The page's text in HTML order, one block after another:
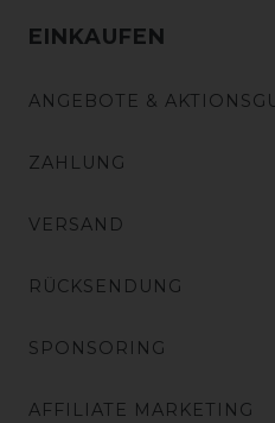
EINKAUFEN
ANGEBOTE &
ZAHLUNG
VERSAND
RÜCKSENDUNG
SPONSORING
AFFILIATE MARKETING